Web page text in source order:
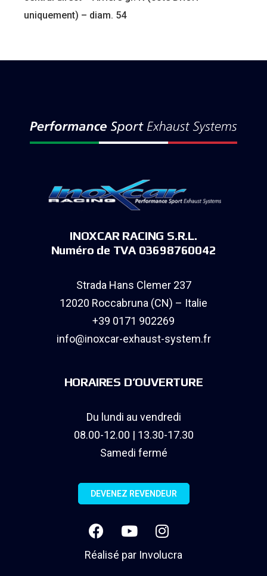
uniquement) – diam. 54
INOXCAR RACING S.R.L.
Numéro de TVA 03698760042
Strada Hans Clemer 237
12020 Roccabruna (CN) – Italie
+39 0171 902269
info@inoxcar-exhaust-system.fr
HORAIRES D’OUVERTURE
Du lundi au vendredi
08.00-12.00 | 13.30-17.30
Samedi fermé
DEVENEZ REVENDEUR
Réalisé par Involucra